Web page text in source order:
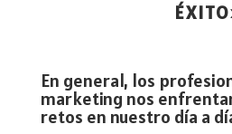
En general, los
marketing nos
retos en nuestro día a